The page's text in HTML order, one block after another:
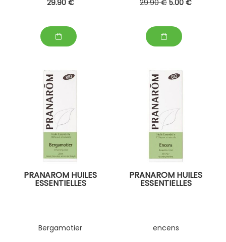
29.90 € 29.90 € 5.00 €
PRANAROM HUILES
ESSENTIELLES
Bergamotier
PRANAROM HUILES
ESSENTIELLES
encens